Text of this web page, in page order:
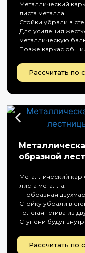
Металлический
листа металла.
Стойки убрали в
Для усиления
металлическую
Позже каркас
Рассчитать по
образной
Металлический
листа металла.
П-образная
Стойку убрали в
Толстая тетива из
Ступени будут
Рассчитать по